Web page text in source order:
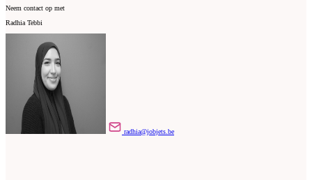
Neem contact op met
Radhia Tebbi
radhia@jobjets.be